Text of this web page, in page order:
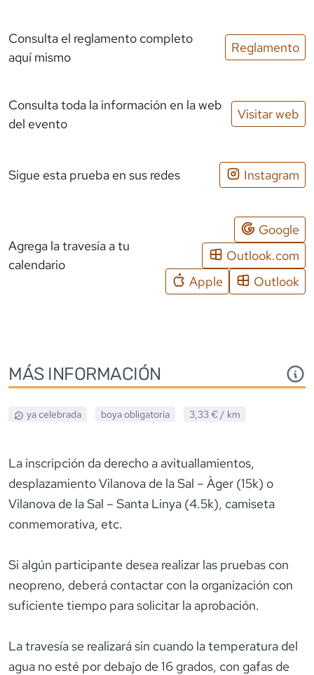
Consulta el reglamento completo
aquí mismo
Reglamento
Consulta toda la información en la web
del evento
Visitar web
Sigue esta prueba en sus redes Instagram
Agrega la travesía a tu
calendario
Google
Outlook.com
Apple
Outlook
MÁS INFORMACIÓN
ya celebrada boya obligatoria 3,33 € / km
La inscripción da derecho a avituallamientos,
desplazamiento Vilanova de la Sal – Àger (15k) o
Vilanova de la Sal – Santa Linya (4.5k), camiseta
conmemorativa, etc.
Si algún participante desea realizar las pruebas con
neopreno, deberá contactar con la organización con
suficiente tiempo para solicitar la aprobación.
La travesía se realizará sin cuando la temperatura del
agua no esté por debajo de 16 grados, con gafas de